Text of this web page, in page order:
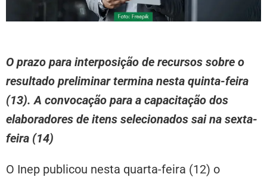
O prazo para interposição de recursos sobre o
resultado preliminar termina nesta quinta-feira
(13). A convocação para a capacitação dos
elaboradores de itens selecionados sai na sexta-
feira (14)
O Inep publicou nesta quarta-feira (12) o